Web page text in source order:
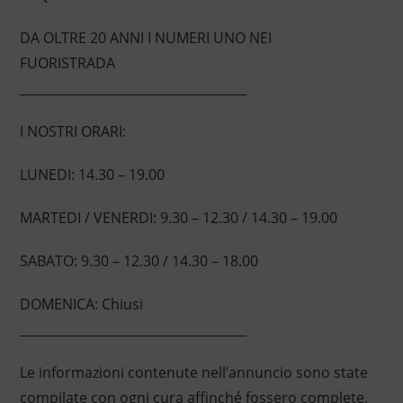
DA OLTRE 20 ANNI I NUMERI UNO NEI
FUORISTRADA
I NOSTRI ORARI:
LUNEDI: 14.30 – 19.00
MARTEDI / VENERDI: 9.30 – 12.30 / 14.30 – 19.00
SABATO: 9.30 – 12.30 / 14.30 – 18.00
DOMENICA: Chiusi
Le informazioni contenute nell’annuncio sono state
compilate con ogni cura affinché fossero complete,